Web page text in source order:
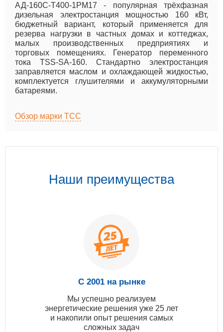
АД-160С-Т400-1РМ17 - популярная трёхфазная
дизельная электростанция мощностью 160 кВт,
бюджетный вариант, который применяется для
резерва нагрузки в частных домах и коттеджах,
малых производственных предприятиях и
торговых помещениях. Генератор переменного
тока TSS-SA-160. Стандартно электростанция
заправляется маслом и охлаждающей жидкостью,
комплектуется глушителями и аккумуляторными
батареями.
Обзор марки ТСС
Наши преимущества
С 2001 на рынке
Мы успешно реализуем
энергетические решения уже 25 лет
и накопили опыт решения самых
сложных задач